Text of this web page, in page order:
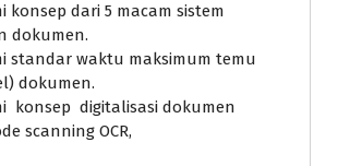
konsep dari 5 macam sistem
dokumen.
standar waktu maksimum temu
dokumen.
konsep digitalisasi dokumen
scanning OCR,